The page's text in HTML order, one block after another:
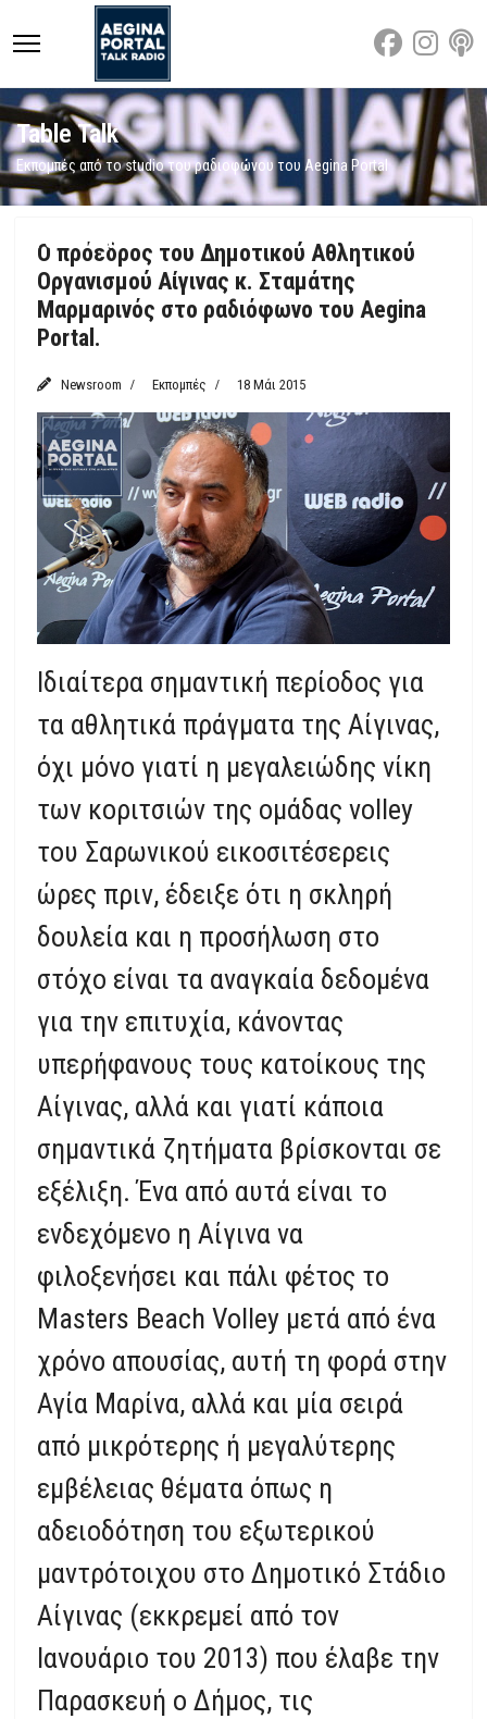
Table Talk
Εκπομπές από το studio του ραδιοφώνου του Aegina Portal
Featured
Ο πρόεδρος του Δημοτικού Αθλητικού
Οργανισμού Αίγινας κ. Σταμάτης
Μαρμαρινός στο ραδιόφωνο του Aegina
Portal.
Newsroom Εκπομπές 18 Μάι 2015
Ιδιαίτερα σημαντική περίοδος για
τα αθλητικά πράγματα της Αίγινας,
όχι μόνο γιατί η μεγαλειώδης νίκη
των κοριτσιών της ομάδας volley
του Σαρωνικού εικοσιτέσερεις
ώρες πριν, έδειξε ότι η σκληρή
δουλεία και η προσήλωση στο
στόχο είναι τα αναγκαία δεδομένα
για την επιτυχία, κάνοντας
υπερήφανους τους κατοίκους της
Αίγινας, αλλά και γιατί κάποια
σημαντικά ζητήματα βρίσκονται σε
εξέλιξη. Ένα από αυτά είναι το
ενδεχόμενο η Αίγινα να
φιλοξενήσει και πάλι φέτος το
Masters Beach Volley μετά από ένα
χρόνο απουσίας, αυτή τη φορά στην
Αγία Μαρίνα, αλλά και μία σειρά
από μικρότερης ή μεγαλύτερης
εμβέλειας θέματα όπως η
αδειοδότηση του εξωτερικού
μαντρότοιχου στο Δημοτικό Στάδιο
Αίγινας (εκκρεμεί από τον
Ιανουάριο του 2013) που έλαβε την
Παρασκευή ο Δήμος, τις